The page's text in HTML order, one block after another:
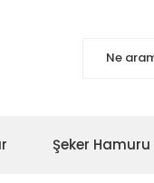
Şeker